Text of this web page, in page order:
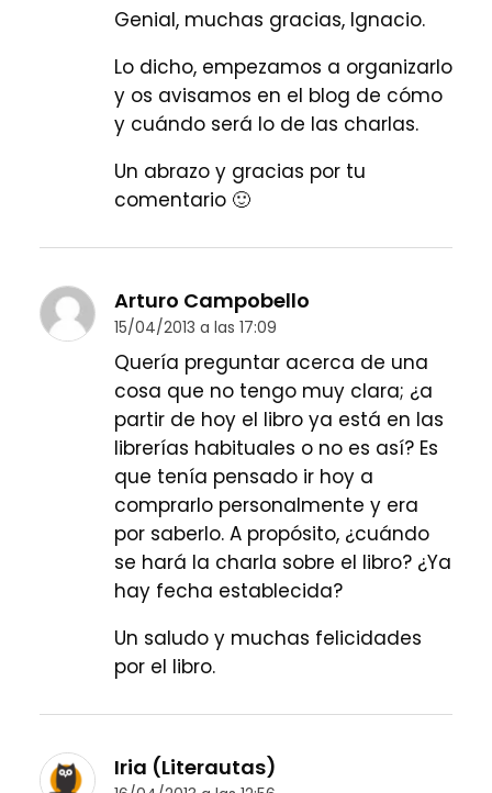
Genial, muchas gracias, Ignacio.
Lo dicho, empezamos a organizarlo
y os avisamos en el blog de cómo
y cuándo será lo de las charlas.
Un abrazo y gracias por tu
comentario 🙂
Arturo Campobello
15/04/2013 a las 17:09
Quería preguntar acerca de una
cosa que no tengo muy clara; ¿a
partir de hoy el libro ya está en las
librerías habituales o no es así? Es
que tenía pensado ir hoy a
comprarlo personalmente y era
por saberlo. A propósito, ¿cuándo
se hará la charla sobre el libro? ¿Ya
hay fecha establecida?
Un saludo y muchas felicidades
por el libro.
Iria (Literautas)